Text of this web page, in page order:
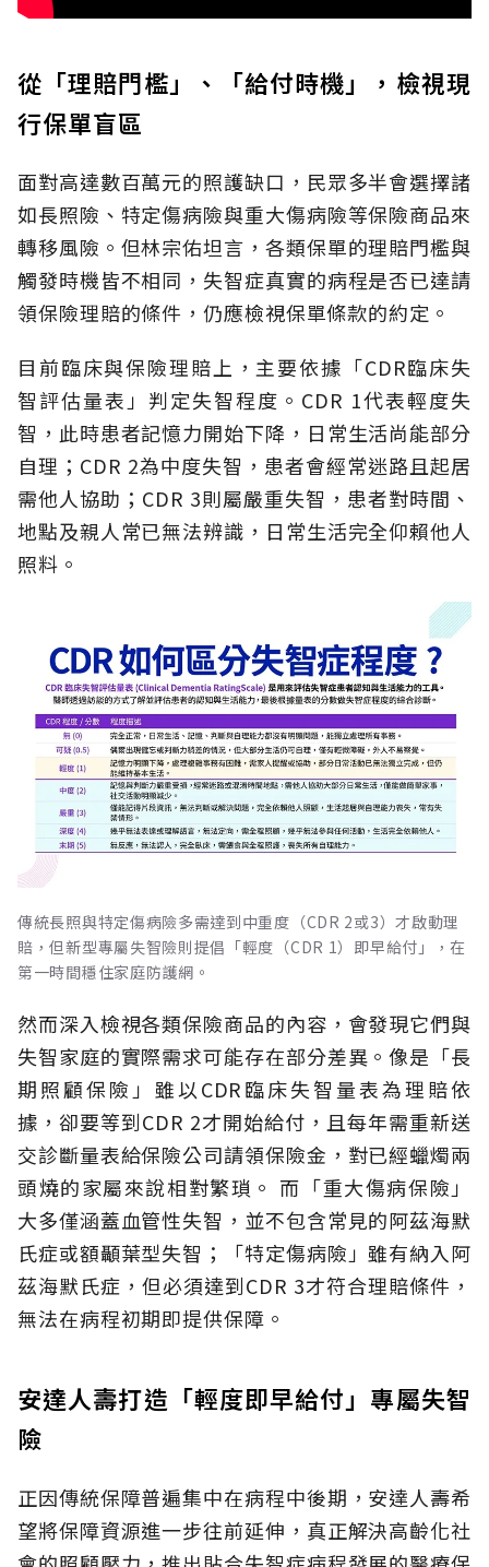
從「理賠門檻」、「給付時機」，檢視現
行保單盲區
面對高達數百萬元的照護缺口，民眾多半會選擇諸
如長照險、特定傷病險與重大傷病險等保險商品來
轉移風險。但林宗佑坦言，各類保單的理賠門檻與
觸發時機皆不相同，失智症真實的病程是否已達請
領保險理賠的條件，仍應檢視保單條款的約定。
目前臨床與保險理賠上，主要依據「CDR臨床失
智評估量表」判定失智程度。CDR 1代表輕度失
智，此時患者記憶力開始下降，日常生活尚能部分
自理；CDR 2為中度失智，患者會經常迷路且起居
需他人協助；CDR 3則屬嚴重失智，患者對時間、
地點及親人常已無法辨識，日常生活完全仰賴他人
照料。
傳統長照與特定傷病險多需達到中重度（CDR 2或3）才啟動理
賠，但新型專屬失智險則提倡「輕度（CDR 1）即早給付」，在
第一時間穩住家庭防護網。
然而深入檢視各類保險商品的內容，會發現它們與
失智家庭的實際需求可能存在部分差異。像是「長
期照顧保險」雖以CDR臨床失智量表為理賠依
據，卻要等到CDR 2才開始給付，且每年需重新送
交診斷量表給保險公司請領保險金，對已經蠟燭兩
頭燒的家屬來說相對繁瑣。 而「重大傷病保險」
大多僅涵蓋血管性失智，並不包含常見的阿茲海默
氏症或額顳葉型失智；「特定傷病險」雖有納入阿
茲海默氏症，但必須達到CDR 3才符合理賠條件，
無法在病程初期即提供保障。
安達人壽打造「輕度即早給付」專屬失智
險
正因傳統保障普遍集中在病程中後期，安達人壽希
望將保障資源進一步往前延伸，真正解決高齡化社